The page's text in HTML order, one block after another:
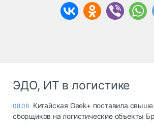
ЭДО, ИТ в логистике
08.08 Китайская Geek+ поставила
сборщиков на логистические объекты